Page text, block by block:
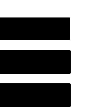
Alemania
Bela Vista Brasil